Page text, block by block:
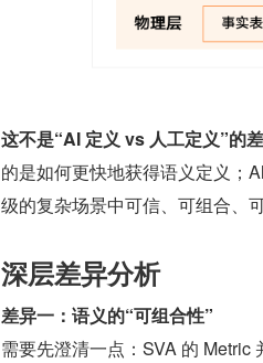
这不是“AI 定义 vs 人工定义”的
的是如何更快地获得语义定义；
级的复杂场景中可信、可组合、可
深层差异分析
差异一：语义的“可组合性”
需要先澄清一点：SVA 的